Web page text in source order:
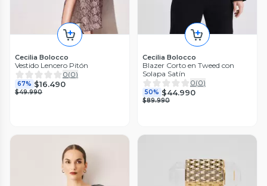
Cecilia Bolocco
Vestido Lencero Pitón
0(0)
67% $16.490
$49.990
Cecilia Bolocco
Blazer Corto en Tweed con
Solapa Satín
0(0)
50% $44.990
$89.990